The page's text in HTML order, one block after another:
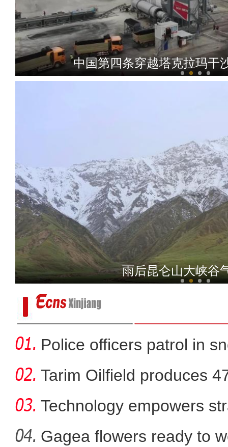
中国第四条穿越塔克拉玛干
实拍新疆青格达湖自然保护
雨后昆仑山大峡谷
Police officers patrol in
Tarim Oilfield produces
Technology empowers
Xi
Gagea flowers ready to